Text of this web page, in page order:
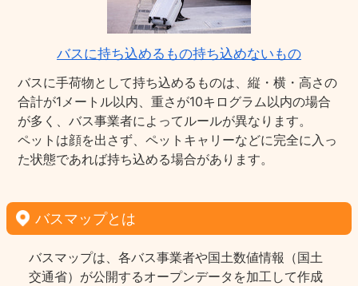
バスに持ち込めるもの持ち込めないもの
バスに手荷物として持ち込めるものは、縦・横・高さの
合計が1メートル以内、重さが10キログラム以内の場合
が多く、バス事業者によってルールが異なります。
ペットは顔を出さず、ペットキャリーなどに完全に入っ
た状態であれば持ち込める場合があります。
バスマップとは
バスマップは、各バス事業者や国土数値情報（国土
交通省）が公開するオープンデータを加工して作成